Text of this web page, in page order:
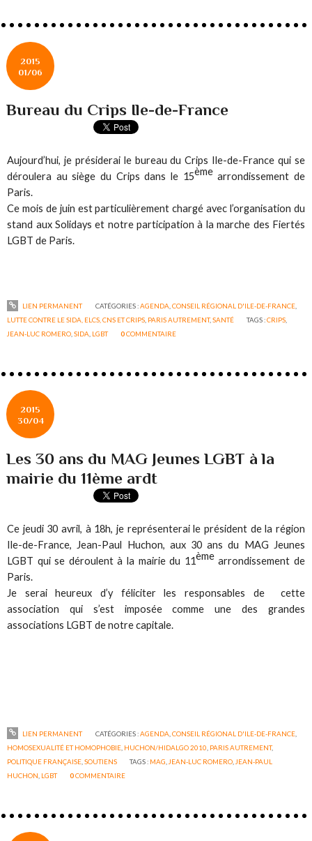
2015
01/06
Bureau du Crips Ile-de-France
Aujourd’hui, je présiderai le bureau du Crips Ile-de-France qui se
déroulera au siège du Crips dans le 15ème arrondissement de
Paris.
Ce mois de juin est particulièrement chargé avec l’organisation du
stand aux Solidays et notre participation à la marche des Fiertés
LGBT de Paris.
LIEN PERMANENT CATÉGORIES :AGENDA CONSEIL RÉGIONAL D'ILE-DE-FRANCE,
LUTTE CONTRE LE SIDA, ELCS, CNS ET CRIPS PARIS AUTREMENT,SANTÉ TAGS :CRIPS
JEAN-LUC ROMERO ,SIDA LGBT 0COMMENTAIRE
2015
30/04
Les 30 ans du MAG Jeunes LGBT à la
mairie du 11ème ardt
Ce jeudi 30 avril, à 18h, je représenterai le président de la région
Ile-de-France, Jean-Paul Huchon, aux 30 ans du MAG Jeunes
LGBT qui se déroulent à la mairie du 11èmearrondissement de
Paris.
Je serai heureux d’y féliciter les responsables de cette
association qui s’est imposée comme une des grandes
associations LGBT de notre capitale.
LIEN PERMANENT CATÉGORIES :AGENDA CONSEIL RÉGIONAL D'ILE-DE-FRANCE,
HOMOSEXUALITÉ ET HOMOPHOBIE HUCHON/HIDALGO 2010 PARIS AUTREMENT,
POLITIQUE FRANÇAISE ,SOUTIENS TAGS : MAG JEAN-LUC ROMERO JEAN-PAUL
HUCHON LGBT 0COMMENTAIRE